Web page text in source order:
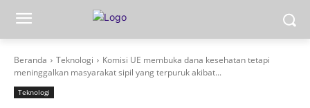
Beranda Teknologi
Komisi UE membuka dana kesehatan tetapi
meninggalkan masyarakat sipil yang terpuruk akibat...
Teknologi